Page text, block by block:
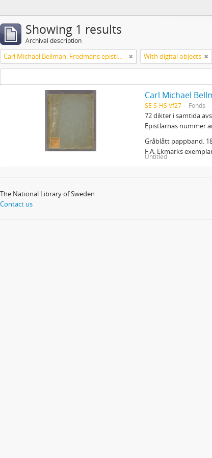
Showing 1 results
Archival description
Carl Michael Bellman: Fredmans epistlar m.m. With digital objects
Carl Michael
SE S-HS Vf27 Fonds
72 dikter i samtida
Epistlarnas nummer
Gråblått pappband.
F.A. Ekmarks
Untitled
The National Library of Sweden
Contact us